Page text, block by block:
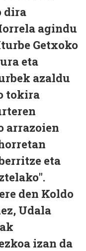
dira
agindu
Getxoko
eta
azaldu
tokira
arrazoien
eta
den Koldo
Udala
izan da